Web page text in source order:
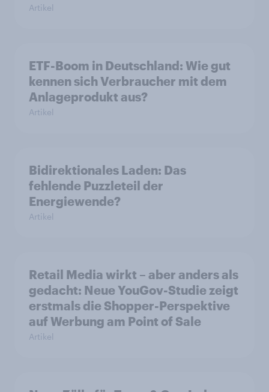
Artikel
ETF-Boom in Deutschland: Wie gut
kennen sich Verbraucher mit dem
Anlageprodukt aus?
Artikel
Bidirektionales Laden: Das
fehlende Puzzleteil der
Energiewende?
Artikel
Retail Media wirkt – aber anders als
gedacht: Neue YouGov-Studie zeigt
erstmals die Shopper-Perspektive
auf Werbung am Point of Sale
Artikel